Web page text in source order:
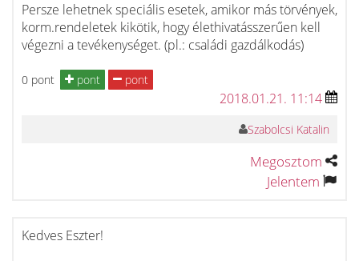
Persze lehetnek speciális esetek, amikor más törvények,
korm.rendeletek kikötik, hogy élethivatásszerűen kell
végezni a tevékenységet. (pl.: családi gazdálkodás)
0 pont pont pont
2018.01.21. 11:14
Szabolcsi Katalin
Megosztom
Jelentem
Kedves Eszter!